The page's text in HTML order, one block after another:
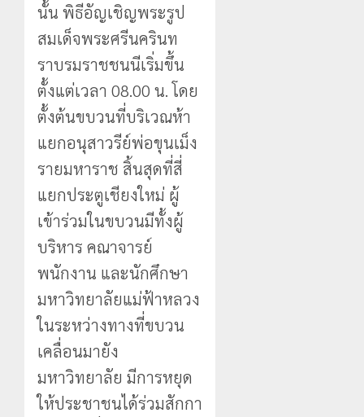
นั้น พิธีอัญเชิญพระรูป
สมเด็จพระศรีนครินท
ราบรมราชชนนีเริ่มขึ้น
ตั้งแต่เวลา 08.00 น. โดย
ตั้งต้นขบวนที่บริเวณห้า
แยกอนุสาวรีย์พ่อขุนเม็ง
รายมหาราช สิ้นสุดที่สี่
แยกประตูเชียงใหม่ ผู้
เข้าร่วมในขบวนมีทั้งผู้
บริหาร คณาจารย์
พนักงาน และนักศึกษา
มหาวิทยาลัยแม่ฟ้าหลวง
ในระหว่างทางที่ขบวน
เคลื่อนมายัง
มหาวิทยาลัย มีการหยุด
ให้ประชาชนได้ร่วมสักกา